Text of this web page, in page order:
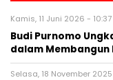
Kamis, 11 Juni 2026 - 10:37
Budi Purnomo
dalam
Selasa, 18 November 2025